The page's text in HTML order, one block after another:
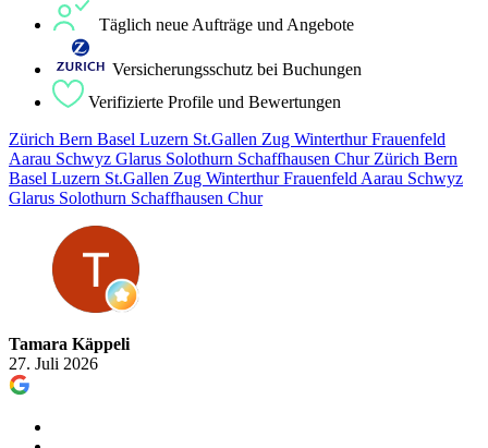
Täglich neue Aufträge und Angebote
Versicherungsschutz bei Buchungen
Verifizierte Profile und Bewertungen
Zürich Bern Basel Luzern St.Gallen Zug Winterthur Frauenfeld
Aarau Schwyz Glarus Solothurn Schaffhausen Chur Zürich Bern
Basel Luzern St.Gallen Zug Winterthur Frauenfeld Aarau Schwyz
Glarus Solothurn Schaffhausen Chur
Tamara Käppeli
27. Juli 2026